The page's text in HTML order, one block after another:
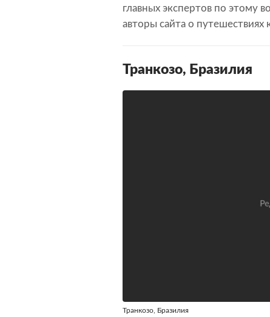
главных экспертов по этому
авторы сайта о путешествиях
Транкозо, Бразилия
Транкозо, Бразилия